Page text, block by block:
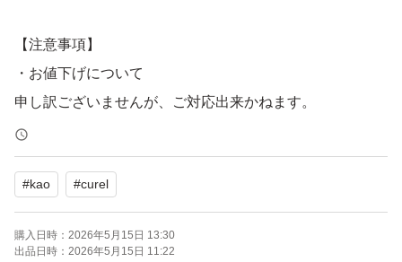
【注意事項】
・お値下げについて
申し訳ございませんが、ご対応出来かねます。
・発送について
お支払いが完了された時点から2日以内に発送いたしま
す。
急ぎ、発送の催促はご遠慮ください。
#kao #curel
購入日時： 2026年5月15日 13:30
出品日時： 2026年5月15日 11:22